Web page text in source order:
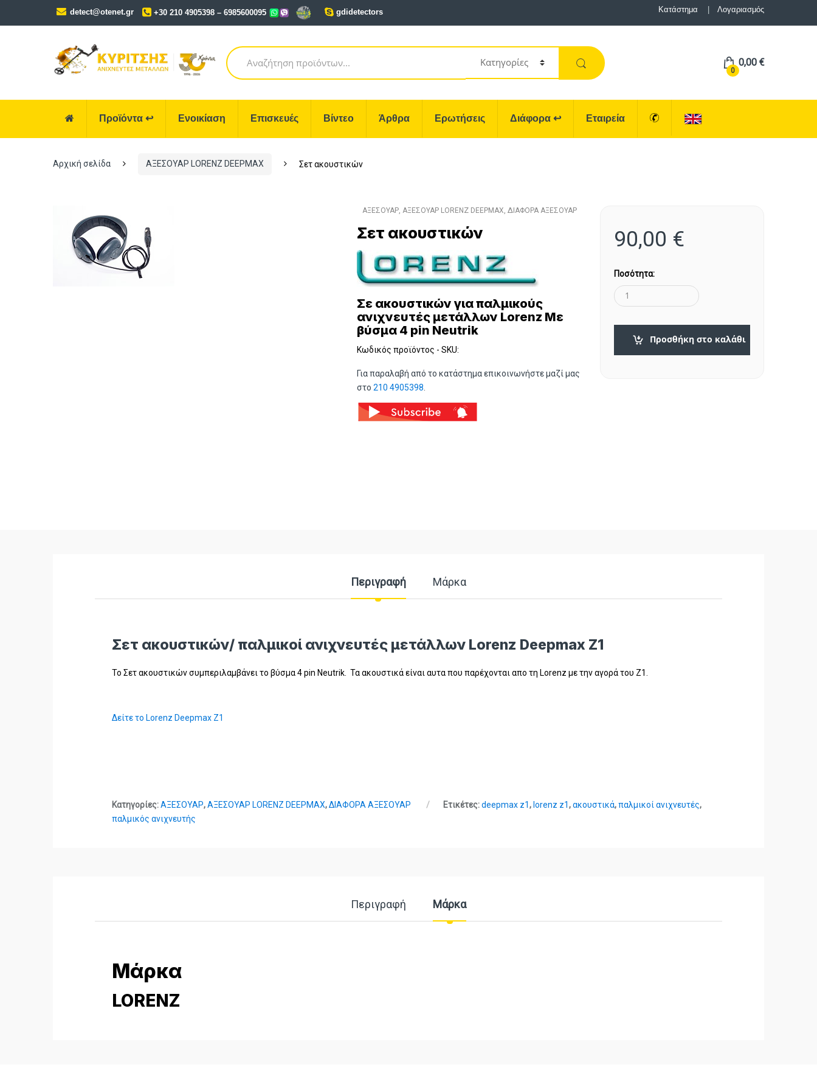
detect@otenet.gr +30 210 4905398 – 6985600095 gdidetectors Κατάστημα Λογαριασμός
Search
for:
0
0,00 €
Προϊόντα ↩ Ενοικίαση Επισκευές Βίντεο Άρθρα Ερωτήσεις Διάφορα ↩ Εταιρεία
Αρχική σελίδα ΑΞΕΣΟΥΑΡ LORENZ DEEPMAX Σετ ακουστικών
ΑΞΕΣΟΥΑΡ, ΑΞΕΣΟΥΑΡ LORENZ DEEPMAX ΔΙΑΦΟΡΑ ΑΞΕΣΟΥΑΡ
Σετ ακουστικών
Σε ακουστικών για παλμικούς
ανιχνευτές μετάλλων Lorenz Με
βύσμα 4 pin Neutrik
Κωδικός προϊόντος - SKU:
Για παραλαβή από το κατάστημα επικοινωνήστε μαζί μας
στο 210 4905398
90,00 €
Ποσότητα:
Προσθήκη στο καλάθι
Περιγραφή Μάρκα
Σετ ακουστικών/ παλμικοί ανιχνευτές μετάλλων Lorenz Deepmax Z1
Το Σετ ακουστικών συμπεριλαμβάνει το βύσμα 4 pin Neutrik. Τα ακουστικά είναι αυτα που παρέχονται απο τη Lorenz με την αγορά του Ζ1.
Δείτε το Lorenz Deepmax Z1
Κατηγορίες:ΑΞΕΣΟΥΑΡ,ΑΞΕΣΟΥΑΡ LORENZ DEEPMAX,ΔΙΑΦΟΡΑ ΑΞΕΣΟΥΑΡ Ετικέτες:deepmax z1, lorenz z1,ακουστικά,παλμικοί ανιχνευτές,
παλμικός ανιχνευτής
Περιγραφή Μάρκα
Μάρκα
LORENZ